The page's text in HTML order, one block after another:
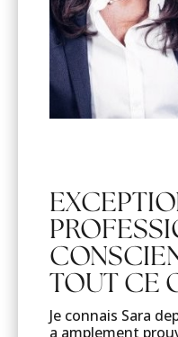
TOUT CE
Je connais Sara
a amplement